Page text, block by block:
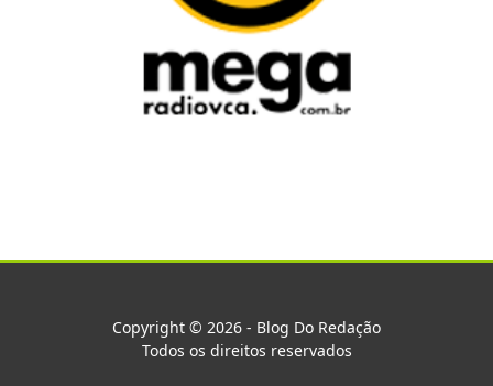
Copyright © 2026 - Blog Do Redação
Todos os direitos reservados